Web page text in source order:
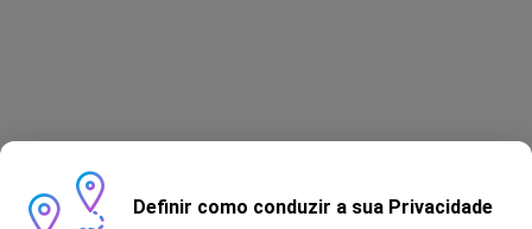
Definir como conduzir a sua Privacidade